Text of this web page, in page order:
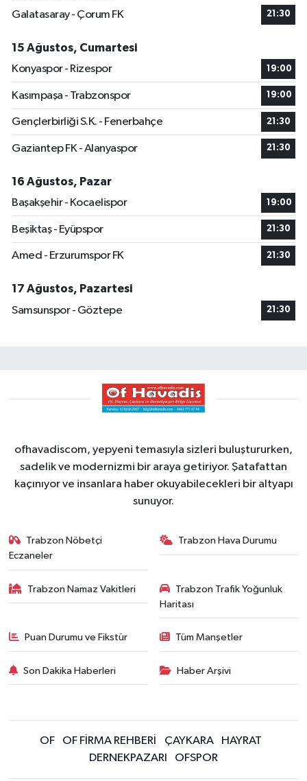
Galatasaray - Çorum FK
21:30
15 Ağustos, Cumartesi
Konyaspor - Rizespor
19:00
Kasımpaşa - Trabzonspor 19:00
Gençlerbirliği S.K. - Fenerbahçe 21:30
Gaziantep FK - Alanyaspor 21:30
16 Ağustos, Pazar
Başakşehir - Kocaelispor
19:00
Beşiktaş - Eyüpspor 21:30
Amed - Erzurumspor FK 21:30
17 Ağustos, Pazartesi
Samsunspor - Göztepe
21:30
ofhavadiscom, yepyeni temasıyla sizleri buluştururken,
sadelik ve modernizmi bir araya getiriyor. Şatafattan
kaçınıyor ve insanlara haber okuyabilecekleri bir altyapı
sunuyor.
Trabzon Nöbetçi
Eczaneler
Trabzon Hava Durumu
Trabzon Namaz Vakitleri
Trabzon Trafik Yoğunluk
Haritası
Puan Durumu ve Fikstür Tüm Manşetler
Son Dakika Haberleri Haber Arşivi
OF OF FİRMA REHBERİ ÇAYKARA
HAYRAT
DERNEKPAZARI
OFSPOR